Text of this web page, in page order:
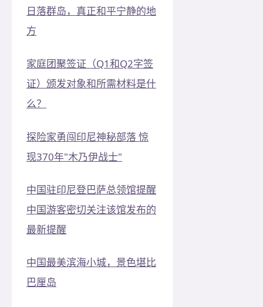
日落群岛，真正和平宁静的地
方
家庭团聚签证（Q1和Q2字签
证）颁发对象和所需材料是什
么？
探险家勇闯印尼神秘部落 惊
现370年"木乃伊战士"
中国驻印尼登巴萨总领馆提醒
中国游客密切关注该馆发布的
最新提醒
中国最美滨海小城，景色堪比
巴厘岛